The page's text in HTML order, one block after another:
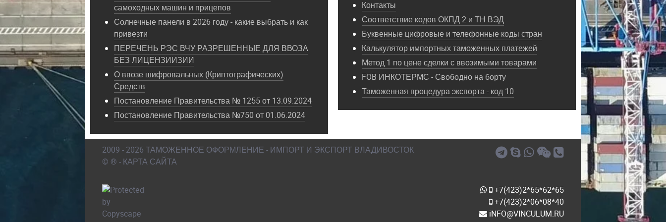
самоходных машин и прицепов
Солнечные панели в 2026 году - какие выбрать и как
привезти
ПЕРЕЧЕНЬ РЭС ВЧУ РАЗРЕШЕННЫЕ ДЛЯ ВВОЗА
БЕЗ ЛИЦЕНЗИИЗИИ
О ввозе шифровальных (Криптографических)
Средств
Постановление Правительства № 1255 от 13.09.2024
Постановление Правительства №750 от 01.06.2024
Контакты
Соответствие кодов ОКПД 2 и ТН ВЭД
Буквенные цифровые и телефонные коды стран
Калькулятор импортных таможенных платежей
Метод 1 по цене сделки с ввозимыми товарами
FOB ИНКОТЕРМС - Свободно на борту
Таможенная процедура экспорта - код 10
2009 - 2026 ТАМОЖЕННОЕ ОФОРМЛЕНИЕ - ИМПОРТ И ЭКСПОРТ ВЛАДИВОСТОК
© ® - КАРТА САЙТА
+7(423)2*65*62*65
+7(423)2*06*08*40
iNFO@VINCULUM.RU